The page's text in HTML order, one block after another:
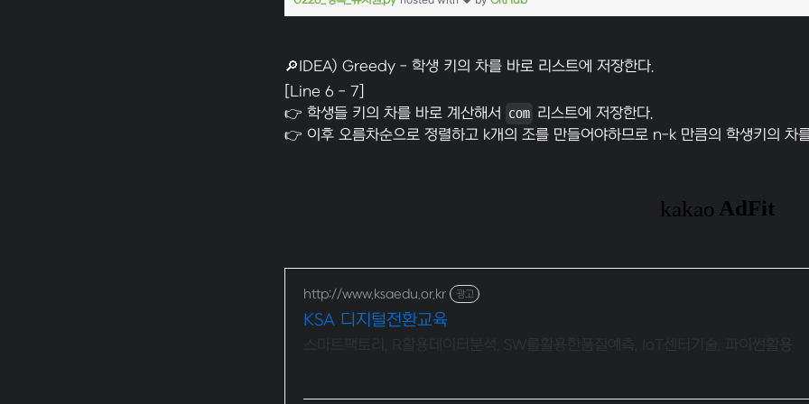
🔎IDEA) Greedy - 학생 키의 차를 바로 리스트에 저장한다.
[Line 6 - 7]
👉 학생들 키의 차를 바로 계산해서
com 리스트에 저장한다.
👉 이후 오름차순으로 정렬하고 k개의 조를 만들어야하므로 n-k 만큼의 학생키의 차
http://www.ksaedu.or.kr 광고
KSA 디지털전환교육